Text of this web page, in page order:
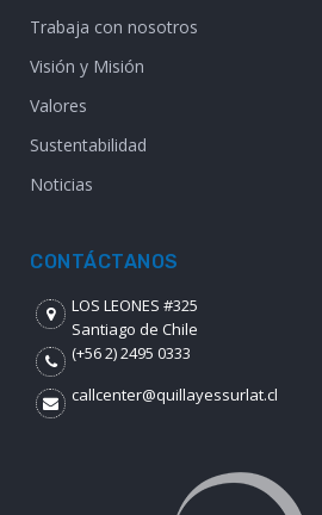
Trabaja con nosotros
Visión y Misión
Valores
Sustentabilidad
Noticias
CONTÁCTANOS
LOS LEONES #325
Santiago de Chile
(+56 2) 2495 0333
callcenter@quillayessurlat.cl